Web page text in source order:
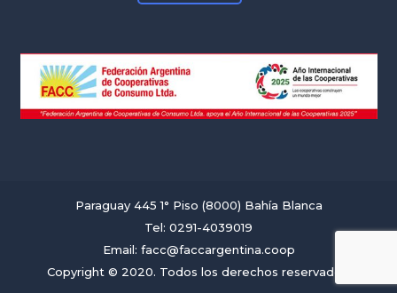
Paraguay 445 1° Piso (8000) Bahía Blanca
Tel: 0291-4039019
Email: facc@faccargentina.coop
Copyright © 2020. Todos los derechos reservados.